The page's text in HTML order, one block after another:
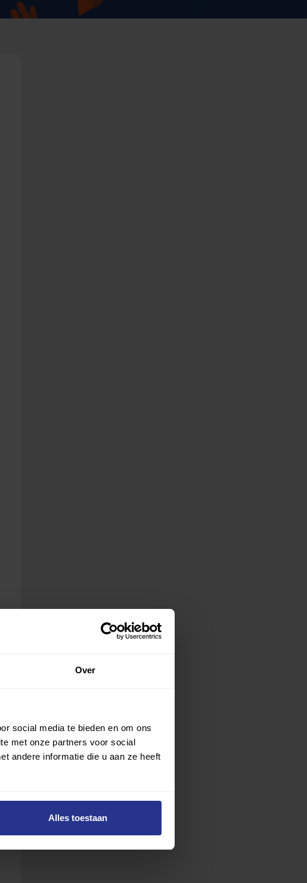
Over
social media te bieden en om ons
met onze partners voor social
andere informatie die u aan ze heeft
Alles toestaan